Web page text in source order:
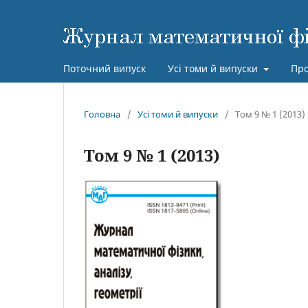
Поточний випуск Усі томи й випуски
Головна / Усі томи й випуски / Том 9 № 1 (2013)
Том 9 № 1 (2013)